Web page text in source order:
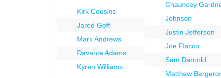
Kirk Cousins
Jared Goff
Mark Andrews
Davante Adams
Kyren Williams
Chauncey
Johnson
Justin Jefferson
Joe Flacco
Sam Darnold
Matthew